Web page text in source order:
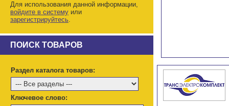
Для использования данной информации,
войдите в систему или
зарегистрируйтесь.
ПОИСК ТОВАРОВ
Раздел каталога товаров:
Ключевое слово: